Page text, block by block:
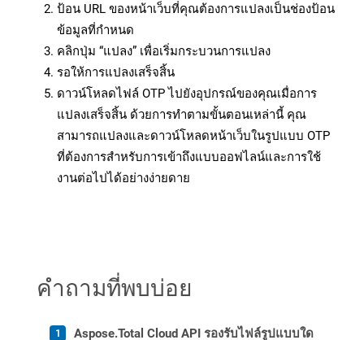
ป้อน URL ของหน้าเว็บที่คุณต้องการแปลงเป็นช่องป้อน
ข้อมูลที่กำหนด
คลิกปุ่ม “แปลง” เพื่อเริ่มกระบวนการแปลง
รอให้การแปลงเสร็จสิ้น
ดาวน์โหลดไฟล์ OTP ไปยังอุปกรณ์ของคุณเมื่อการ
แปลงเสร็จสิ้น ด้วยการทำตามขั้นตอนเหล่านี้ คุณ
สามารถแปลงและดาวน์โหลดหน้าเว็บในรูปแบบ OTP
ที่ต้องการสำหรับการเข้าถึงแบบออฟไลน์และการใช้
งานต่อไปได้อย่างง่ายดาย
คำถามที่พบบ่อย
Aspose.Total Cloud API รองรับไฟล์รูปแบบใด